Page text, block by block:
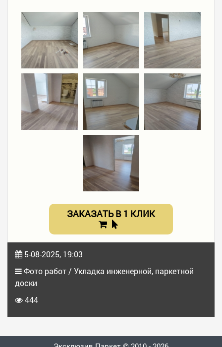
ЗАКАЗАТЬ В 1 КЛИК
5-08-2025, 19:03
Фото работ / Укладка инженерной, паркетной
доски
444